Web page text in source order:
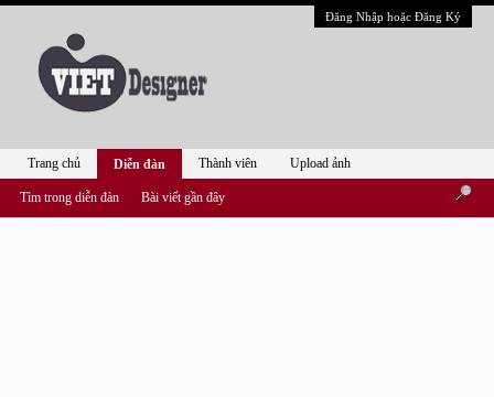
Đăng Nhập hoặc Đăng Ký
Trang chủ Diễn đàn
Tìm trong diễn đàn Bài viết gần đây
Thành viên Upload ảnh